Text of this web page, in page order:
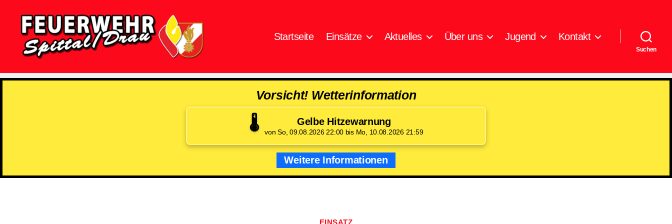
Spittal/Drau
Startseite Einsätze Aktuelles Über uns Jugend Kontakt
Suchen
Vorsicht! Wetterinformation
🌡️ Gelbe Hitzewarnung
von So, 09.08.2026 22:00 bis Mo, 10.08.2026 21:59
Weitere Informationen
Kategorien
EINSATZ